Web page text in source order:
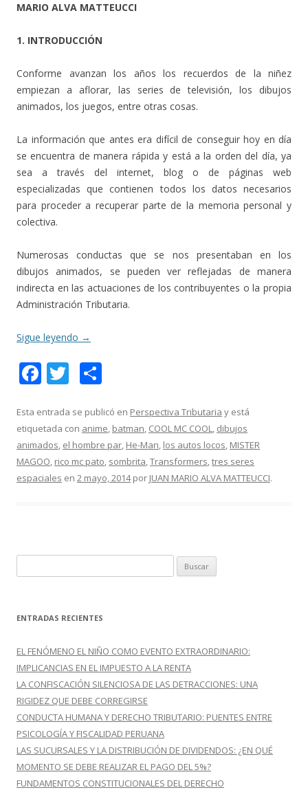
MARIO ALVA MATTEUCCI
1. INTRODUCCIÓN
Conforme avanzan los años los recuerdos de la niñez
empiezan a aflorar, las series de televisión, los dibujos
animados, los juegos, entre otras cosas.
La información que antes era difícil de conseguir hoy en día
se encuentra de manera rápida y está a la orden del día, ya
sea a través del internet, blog o de páginas web
especializadas que contienen todos los datos necesarios
para proceder a recuperar parte de la memoria personal y
colectiva.
Numerosas conductas que se nos presentaban en los
dibujos animados, se pueden ver reflejadas de manera
indirecta en las actuaciones de los contribuyentes o la propia
Administración Tributaria.
Sigue leyendo →
F
e
b
o
o
T
itt
er
m
p
ar
ti
Esta entrada se publicó en Perspectiva Tributaria y está
etiquetada con anime, batman, COOL MC COOL, dibujos
animados, el hombre par, He-Man, los autos locos, MISTER
MAGOO, rico mc pato, sombrita,Transformers,tres seres
espaciales en 2 mayo, 2014por JUAN MARIO ALVA MATTEUCCI.
u
c
r
:
ENTRADAS RECIENTES
EL FENÓMENO EL NIÑO COMO EVENTO EXTRAORDINARIO:
IMPLICANCIAS EN EL IMPUESTO A LA RENTA
LA CONFISCACIÓN SILENCIOSA DE LAS DETRACCIONES: UNA
RIGIDEZ QUE DEBE CORREGIRSE
CONDUCTA HUMANA Y DERECHO TRIBUTARIO: PUENTES ENTRE
PSICOLOGÍA Y FISCALIDAD PERUANA
LAS SUCURSALES Y LA DISTRIBUCIÓN DE DIVIDENDOS: ¿EN QUÉ
MOMENTO SE DEBE REALIZAR EL PAGO DEL 5%?
FUNDAMENTOS CONSTITUCIONALES DEL DERECHO